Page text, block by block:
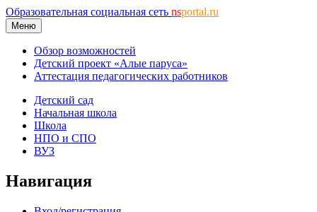
Образовательная социальная сеть nsportal.ru
Меню
Обзор возможностей
Детский проект «Алые паруса»
Аттестация педагогических работников
Детский сад
Начальная школа
Школа
НПО и СПО
ВУЗ
Навигация